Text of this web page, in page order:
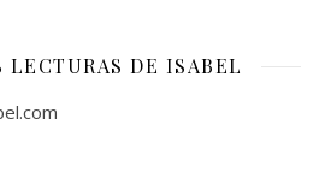
LECTURAS DE ISABEL